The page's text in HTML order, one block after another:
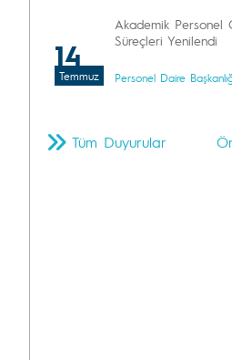
14
Temmuz
Akademik Personel
Süreçleri Yenilendi
Personel Daire
Tüm Duyurular